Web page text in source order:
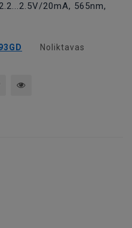
20mA, 565nm,
Noliktavas